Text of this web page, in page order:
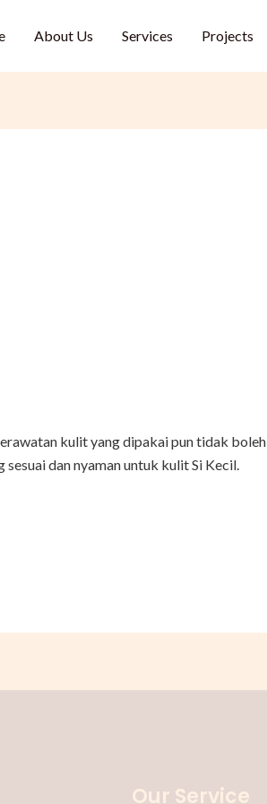
About Us Services Projects
kulit yang dipakai pun tidak boleh
dan nyaman untuk kulit Si Kecil.
Our Service